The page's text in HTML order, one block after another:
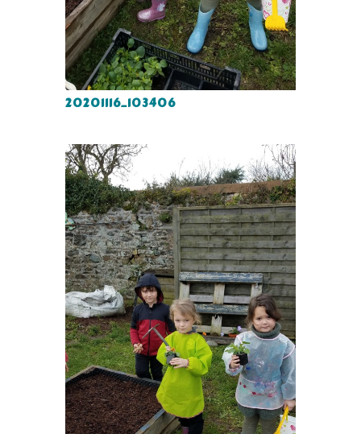
20201116_103406